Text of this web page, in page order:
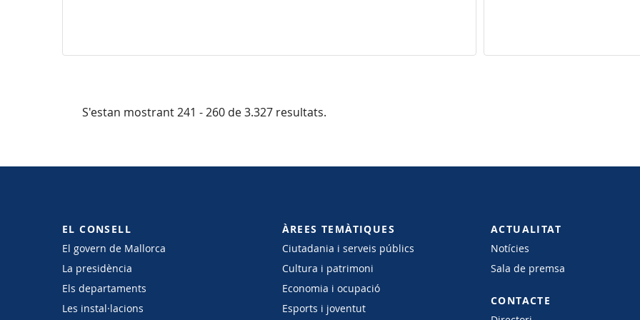
S'estan mostrant 241 - 260 de 3.327 resultats.
EL CONSELL
El govern de Mallorca
La presidència
Els departaments
Les instal·lacions
ÀREES TEMÀTIQUES
Ciutadania i serveis públics
Cultura i patrimoni
Economia i ocupació
Esports i joventut
ACTUALITAT
Notícies
Sala de premsa
CONTACTE